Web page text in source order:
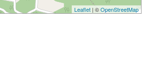
Leaflet| ©OpenStreetMap